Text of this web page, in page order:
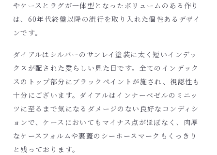
やケースとラグが一体型となったボリュームのある作り
は、60年代終盤以降の流行を取り入れた個性あるデザイ
ンです。
ダイアルはシルバーのサンレイ塗装に太く短いインデッ
クスが配された愛らしい見た目です。全てのインデック
スのトップ部分にブラックペイントが施され、視認性も
十分にございます。ダイアルはインナーベゼルのミニッ
ツに至るまで気になるダメージのない良好なコンディシ
ョンで、ケースにおいてもマイナス点がほぼなく、肉厚
なケースフォルムや裏蓋のシーホースマークもくっきり
と残っております。